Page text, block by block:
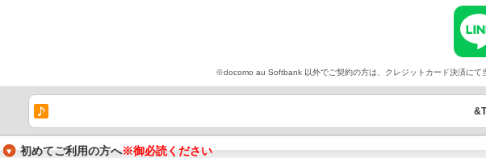
※docomo au Softbank 以外でご契約の方は、クレジットカード決済にて
初めてご利用の方へ※御必読ください